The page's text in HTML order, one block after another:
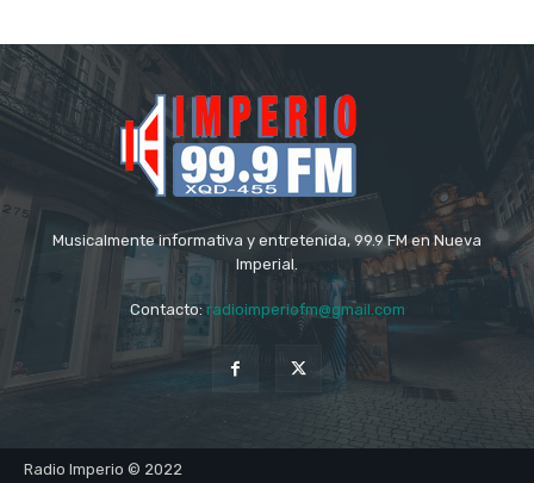
Musicalmente informativa y entretenida, 99.9 FM en Nueva
Imperial.
Contacto:radioimperiofm@gmail.com
Radio Imperio © 2022